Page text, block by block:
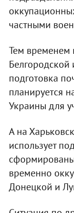
частными
Тем временем
Белгородской
подготовка
планируется
Украины для
А на
использует
временно
Донецкой и